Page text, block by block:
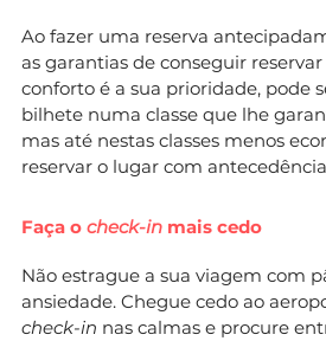
Ao fazer uma reserva
as garantias de conseguir
conforto é a sua prioridade, pode
bilhete numa classe que lhe
mas até nestas classes menos
reservar o lugar com
Faça o check-in mais cedo
Não estrague a sua viagem com
ansiedade. Chegue cedo ao
check-in nas calmas e procure